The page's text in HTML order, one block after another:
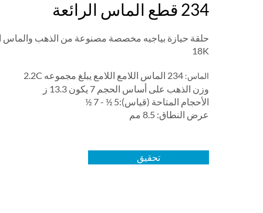
234 قطع الماس الرائعة
حلقة حيازة بياجيه مخصصة مصنوعة من الذهب والماس
18K
الماس:
وزن الذهب على أساس الحجم 7 يكون 13.3 ز
الأحجام المتاحة (قياس):5 ½ - 7 ½
عرض النطاق: 8.5 مم
تحقيق